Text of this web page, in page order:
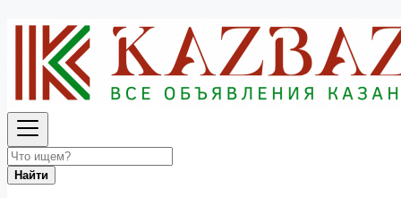
Найти
Наши сайты за рубежом
Выберите страну
Россия